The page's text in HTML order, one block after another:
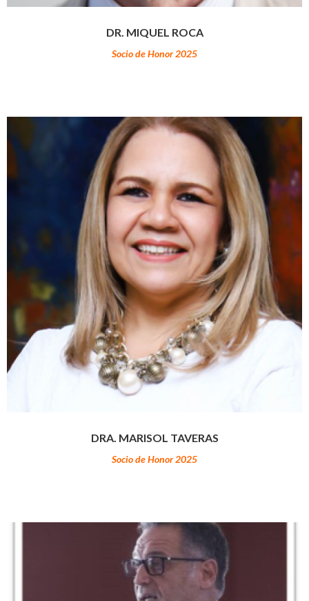
DR. MIQUEL ROCA
Socio de Honor 2025
DRA. MARISOL TAVERAS
Socio de Honor 2025